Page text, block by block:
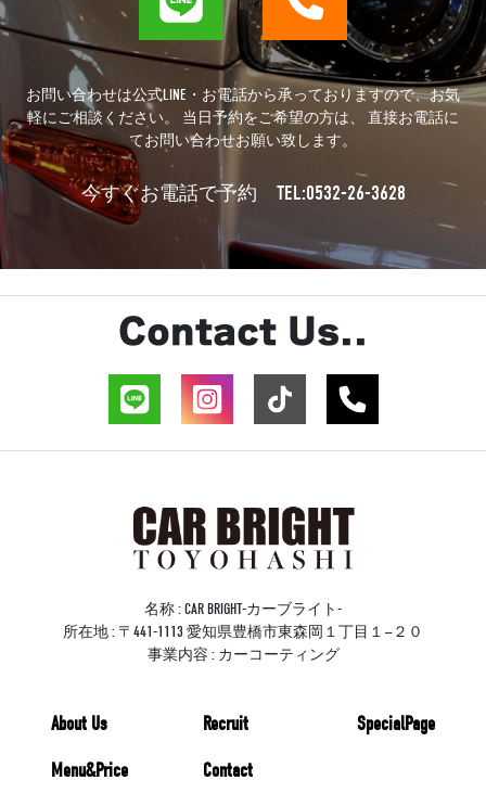
お問い合わせは公式LINE・お電話から承っておりますので、お気
軽にご相談ください。 当日予約をご希望の方は、 直接お電話に
てお問い合わせお願い致します。
今すぐお電話で予約 TEL:0532-26-3628
Contact Us..
名称 : CAR BRIGHT-カーブライト-
所在地 : 〒441-1113 愛知県豊橋市東森岡１丁目１−２０
事業内容 : カーコーティング
About Us
Menu&Price
Recruit
Contact
SpecialPage